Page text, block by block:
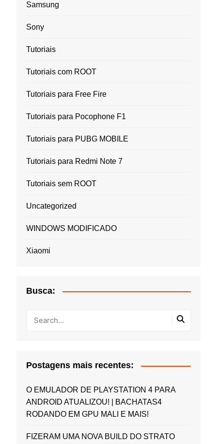
Samsung
Sony
Tutoriais
Tutoriais com ROOT
Tutoriais para Free Fire
Tutoriais para Pocophone F1
Tutoriais para PUBG MOBILE
Tutoriais para Redmi Note 7
Tutoriais sem ROOT
Uncategorized
WINDOWS MODIFICADO
Xiaomi
Busca:
Postagens mais recentes:
O EMULADOR DE PLAYSTATION 4 PARA
ANDROID ATUALIZOU! | BACHATAS4
RODANDO EM GPU MALI E MAIS!
FIZERAM UMA NOVA BUILD DO STRATO